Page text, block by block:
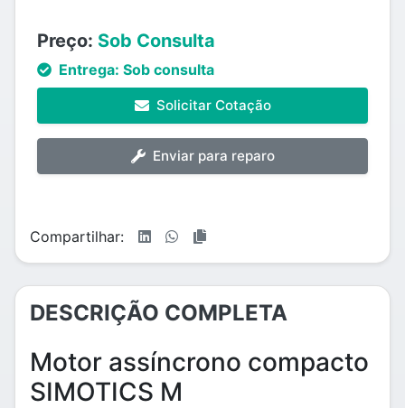
Preço: Sob Consulta
Entrega: Sob consulta
Solicitar Cotação
Enviar para reparo
Compartilhar:
DESCRIÇÃO COMPLETA
Motor assíncrono compacto
SIMOTICS M